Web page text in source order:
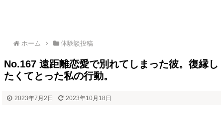
ホーム 体験談投稿
No.167 遠距離恋愛で別れてしまった彼。復縁し
たくてとった私の行動。
2023年7月2日 2023年10月18日